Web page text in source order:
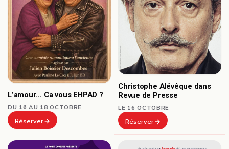
L’amour… Ca vous EHPAD ?
DU 16 AU 18 OCTOBRE
Réserver
Christophe Alévêque dans
Revue de Presse
LE 16 OCTOBRE
Réserver